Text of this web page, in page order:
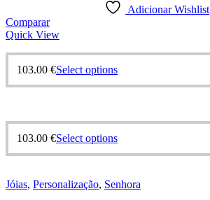
Adicionar Wishlist
Comparar
Quick View
103.00 €Select optionsThis
variants.
options
may
chosen
103.00 €Select optionsThis
variants.
Jóias, Personalização, Senhora